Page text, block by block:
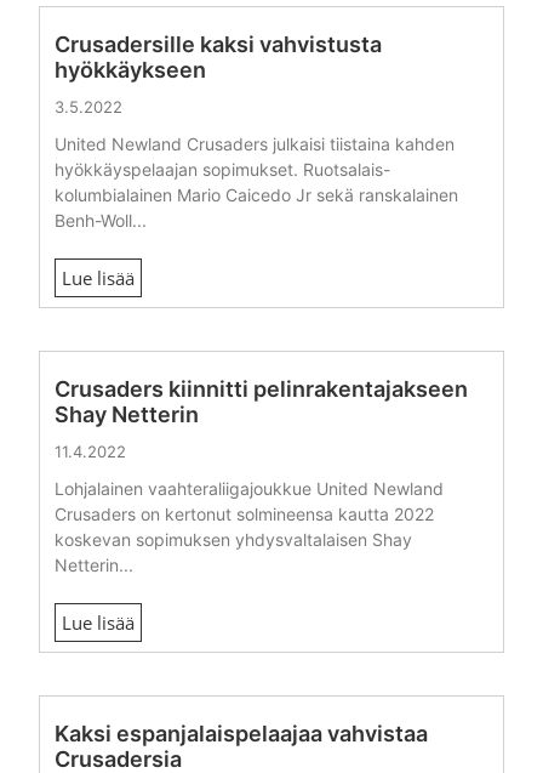
Crusadersille kaksi vahvistusta
hyökkäykseen
3.5.2022
United Newland Crusaders julkaisi tiistaina kahden
hyökkäyspelaajan sopimukset. Ruotsalais-
kolumbialainen Mario Caicedo Jr sekä ranskalainen
Benh-Woll...
Lue lisää
Crusaders kiinnitti pelinrakentajakseen
Shay Netterin
11.4.2022
Lohjalainen vaahteraliigajoukkue United Newland
Crusaders on kertonut solmineensa kautta 2022
koskevan sopimuksen yhdysvaltalaisen Shay
Netterin...
Lue lisää
Kaksi espanjalaispelaajaa vahvistaa
Crusadersia